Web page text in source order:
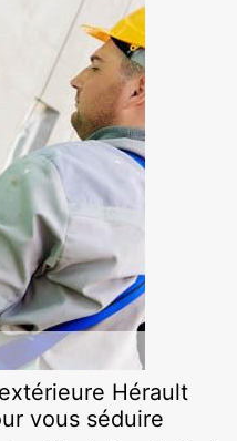
Hérault
vous séduire